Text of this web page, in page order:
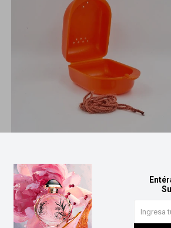
Estuche para ortodoncia - Naranja
$